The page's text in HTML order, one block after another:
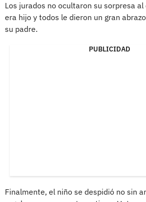
Los jurados no ocultaron su sorpresa
era hijo y todos le dieron un gran
su padre.
PUBLICIDAD
Finalmente, el niño se despidió no sin